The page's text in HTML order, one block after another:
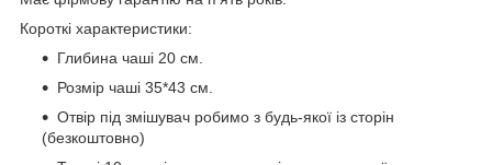
Короткі характеристики:
Глибина чаші 20 см.
Розмір чаші 35*43 см.
Отвір під змішувач робимо з будь-якої із сторін
(безкоштовно)